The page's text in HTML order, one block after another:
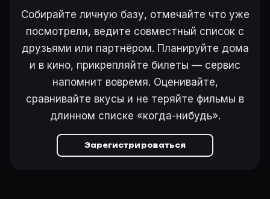
Собирайте личную базу, отмечайте что уже
посмотрели, ведите совместный список с
друзьями или партнёром. Планируйте дома
и в кино, прикрепляйте билеты — сервис
напомнит вовремя. Оценивайте,
сравнивайте вкусы и не теряйте фильмы в
длинном списке «когда-нибудь».
Зарегистрироваться